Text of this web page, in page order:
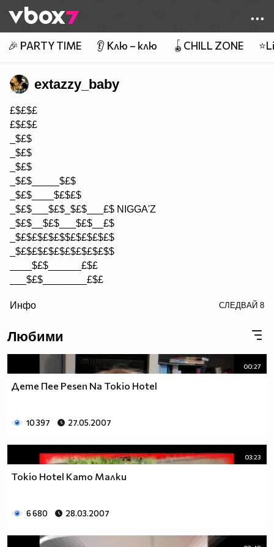
👾
🎉 PARTY TIME 👂 Клю – клю 🪀CHILL ZONE
extazzy_baby
£$£$£
£$£$£
_$£$
_$£$
_$£$
_$£$_____$£$
_$£$____$£$£$
_$£$___$£$_$£$___£$ NIGGA'Z
_$£$__$£$___$£$__£$
_$£$£$£$£$$£$£$£$£$
_$£$£$£$£$£$£$£$£$$
____$£$______£$£
___$£$________£$£
£$£$£$________$£$£$
Инфо СЛЕДВАЙ 8
Любими
00:27
Дете Пее Pesen Na Tokio Hotel
10 397 27.05.2007
03:23
Tokio Hotel Като Малки
6 680 28.03.2007